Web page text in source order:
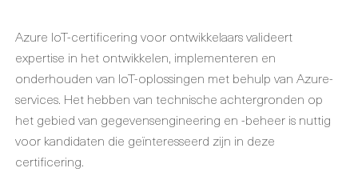
Azure IoT-certificering voor ontwikkelaars valideert
expertise in het ontwikkelen, implementeren en
onderhouden van IoT-oplossingen met behulp van Azure-
services. Het hebben van technische achtergronden op
het gebied van gegevensengineering en -beheer is nuttig
voor kandidaten die geïnteresseerd zijn in deze
certificering.